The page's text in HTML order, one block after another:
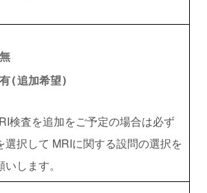
無
有(追加希望)
検査を追加をご予定の場合は必ず
選択して MRIに関する設問の選択を
いします。